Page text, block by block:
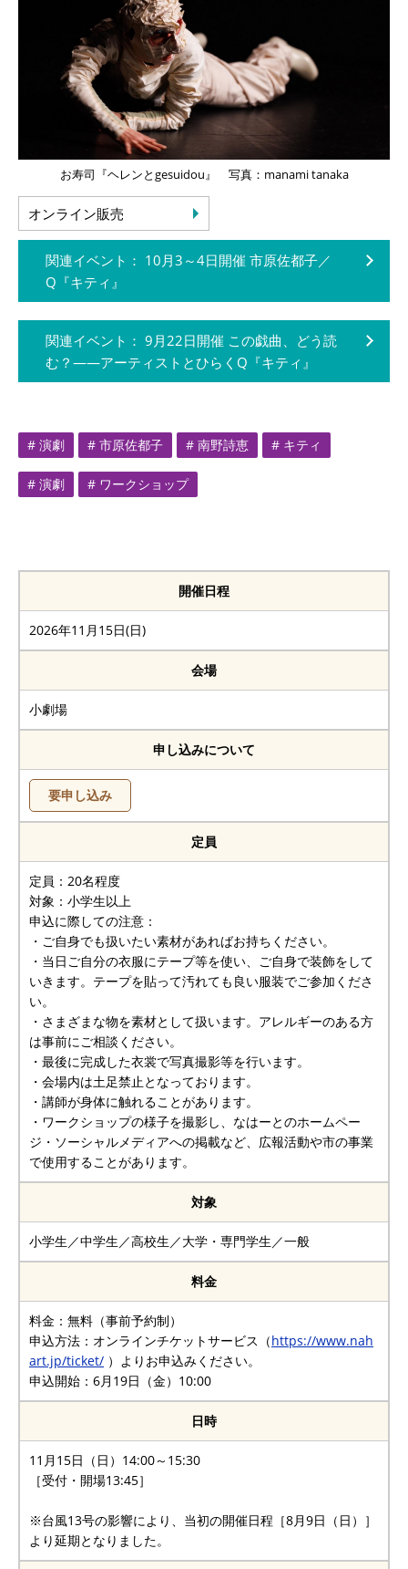
お寿司『ヘレンとgesuidou』 写真：manami tanaka
オンライン販売
関連イベント： 10月3～4日開催 市原佐都子／
Q『キティ』
関連イベント： 9月22日開催 この戯曲、どう読
む？——アーティストとひらくQ『キティ』
# 演劇 # 市原佐都子 # 南野詩恵 # キティ
# 演劇 # ワークショップ
開催日程
2026年11月15日(日)
会場
小劇場
申し込みについて
要申し込み
定員
定員：20名程度
対象：小学生以上
申込に際しての注意：
・ご自身でも扱いたい素材があればお持ちください。
・当日ご自分の衣服にテープ等を使い、ご自身で装飾をして
いきます。テープを貼って汚れても良い服装でご参加くださ
い。
・さまざまな物を素材として扱います。アレルギーのある方
は事前にご相談ください。
・最後に完成した衣裳で写真撮影等を行います。
・会場内は土足禁止となっております。
・講師が身体に触れることがあります。
・ワークショップの様子を撮影し、なはーとのホームペー
ジ・ソーシャルメディアへの掲載など、広報活動や市の事業
で使用することがあります。
対象
小学生／中学生／高校生／大学・専門学生／一般
料金
料金：無料（事前予約制）
申込方法：オンラインチケットサービス（https://www.nah
art.jp/ticket/ ）よりお申込みください。
申込開始：6月19日（金）10:00
日時
11月15日（日）14:00～15:30
［受付・開場13:45］
※台風13号の影響により、当初の開催日程［8月9日（日）］
より延期となりました。